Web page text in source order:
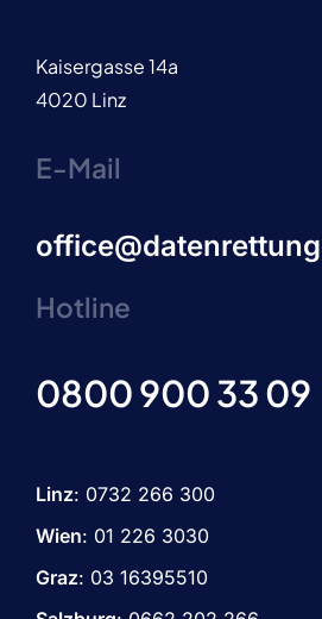
Kaisergasse 14a
4020 Linz
E-Mail
Hotline
0800 900 33 09
Linz: 0732 266 300
Wien: 01 226 3030
Graz: 03 16395510